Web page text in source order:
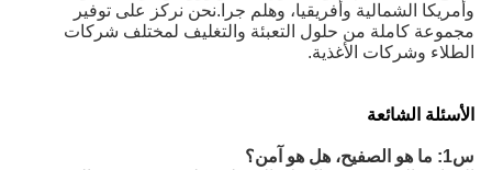
وأمريكا الشمالية وأفريقيا، وهلم جرا.نحن نركز على توفير
مجموعة كاملة من حلول التعبئة والتغليف لمختلف شركات
الطلاء وشركات الأغذية.
الأسئلة الشائعة
س1: ما هو الصفيح، هل هو آمن؟